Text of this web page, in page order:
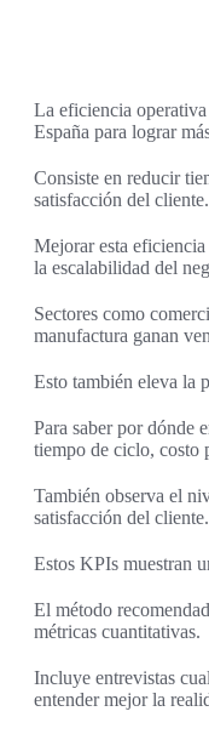
La eficiencia operativa
España para lograr
Consiste en reducir
satisfacción del cliente.
Mejorar esta
la escalabilidad del
Sectores como
manufactura ganan
Esto también eleva la
Para saber por dónde
tiempo de ciclo, costo
También observa el
satisfacción del cliente.
Estos KPIs muestran
El método
métricas cuantitativas.
Incluye entrevistas
entender mejor la